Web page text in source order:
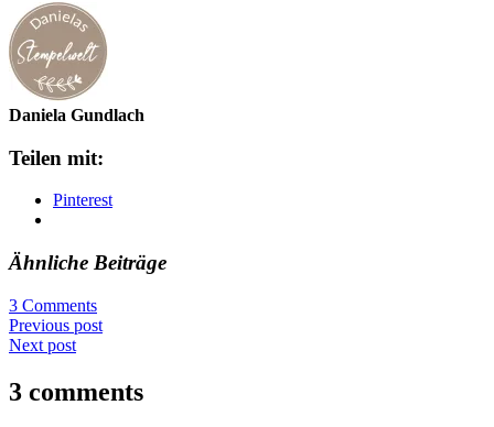
Daniela Gundlach
Teilen mit:
Pinterest
Ähnliche Beiträge
3 Comments
Previous post
Next post
3 comments